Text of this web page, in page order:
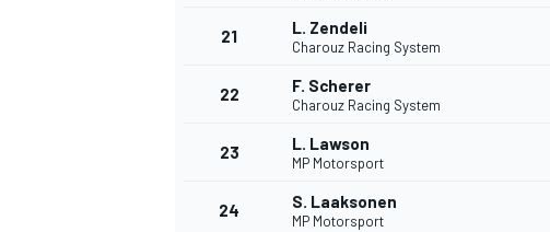
21 L. Zendeli
Charouz Racing System
22 F. Scherer
Charouz Racing System
23 L. Lawson
MP Motorsport
24 S. Laaksonen
MP Motorsport